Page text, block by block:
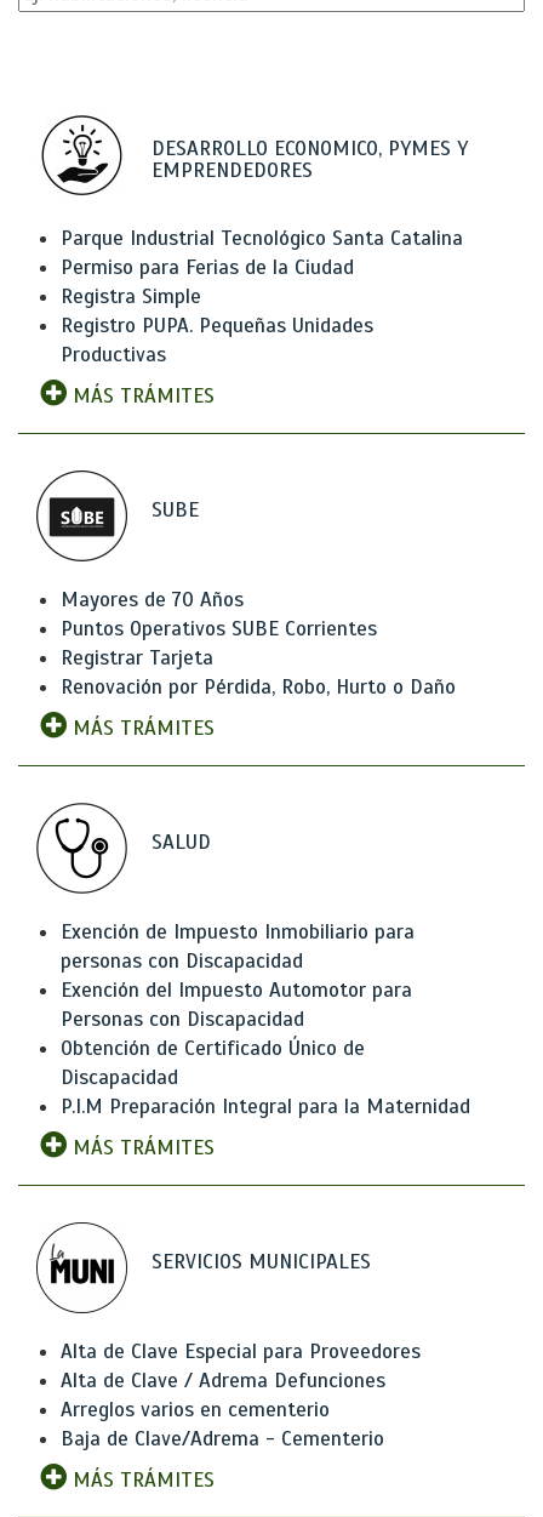
DESARROLLO ECONOMICO, PYMES Y
EMPRENDEDORES
Parque Industrial Tecnológico Santa Catalina
Permiso para Ferias de la Ciudad
Registra Simple
Registro PUPA. Pequeñas Unidades
Productivas
MÁS TRÁMITES
SUBE
Mayores de 70 Años
Puntos Operativos SUBE Corrientes
Registrar Tarjeta
Renovación por Pérdida, Robo, Hurto o Daño
MÁS TRÁMITES
SALUD
Exención de Impuesto Inmobiliario para
personas con Discapacidad
Exención del Impuesto Automotor para
Personas con Discapacidad
Obtención de Certificado Único de
Discapacidad
P.I.M Preparación Integral para la Maternidad
MÁS TRÁMITES
SERVICIOS MUNICIPALES
Alta de Clave Especial para Proveedores
Alta de Clave / Adrema Defunciones
Arreglos varios en cementerio
Baja de Clave/Adrema - Cementerio
MÁS TRÁMITES